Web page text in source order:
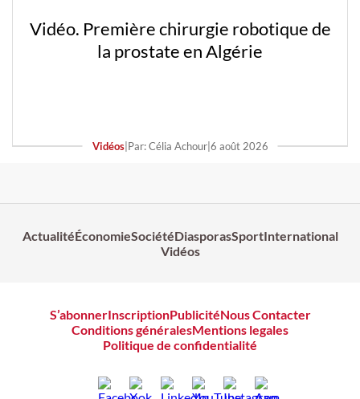
Vidéo. Première chirurgie robotique de
la prostate en Algérie
Vidéos| Par: Célia Achour| 6 août 2026
ActualitéÉconomieSociétéDiasporasSportInternational
Vidéos
S’abonnerInscriptionPublicitéNous Contacter
Conditions généralesMentions legales
Politique de confidentialité